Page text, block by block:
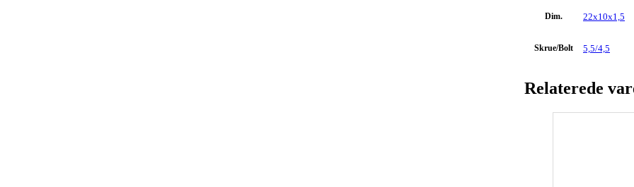
Dim. 22x10x1,5
Skrue/Bolt 5,5/4,5
Relaterede